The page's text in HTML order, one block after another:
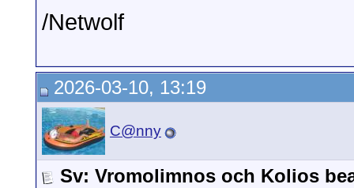
/Netwolf
2026-03-10, 13:19
C@nny
Sv: Vromolimnos och Kolios